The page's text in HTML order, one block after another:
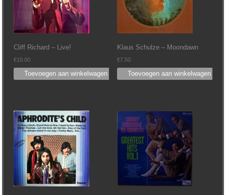
Cliff Richard – Live!
€10.00
Toevoegen aan winkelwagen
Klaus Schulze – Moondawn
€7.50
Toevoegen aan winkelwagen